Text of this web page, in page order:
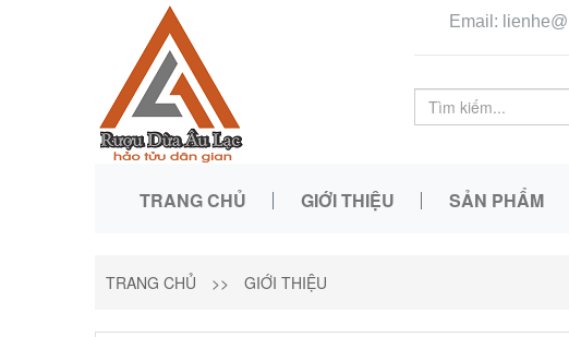
Email:
TRANG CHỦ GIỚI THIỆU SẢN PHẨM
TRANG CHỦ >> GIỚI THIỆU